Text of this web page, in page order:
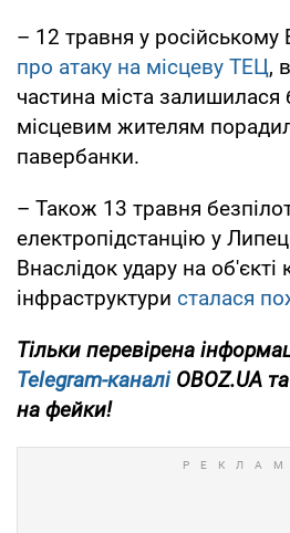
– 12 травня у російському
про атаку на місцеву ТЕЦ,
частина міста залишилася
місцевим жителям
павербанки.
– Також 13 травня
електропідстанцію у
Внаслідок удару на об'єкті
інфраструктури сталася
Тільки перевірена
Telegram-каналіOBOZ.UA та
на фейки!